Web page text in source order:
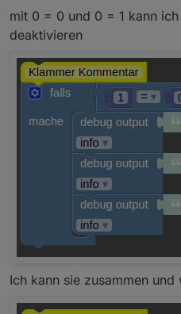
mit 0 = 0 und 0 = 1 kann
deaktivieren
Ich kann sie zusammen